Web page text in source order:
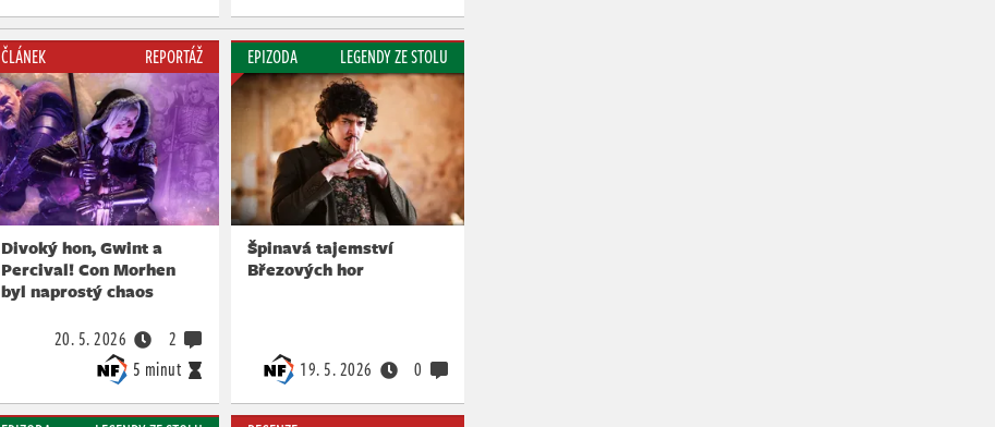
ČLÁNEK REPORTÁŽ
Divoký hon, Gwint a
Percival! Con Morhen
byl naprostý chaos
5 minut
20. 5. 2026 2
EPIZODA LEGENDY ZE STOLU
Špinavá tajemství
Březových hor
19. 5. 2026 0